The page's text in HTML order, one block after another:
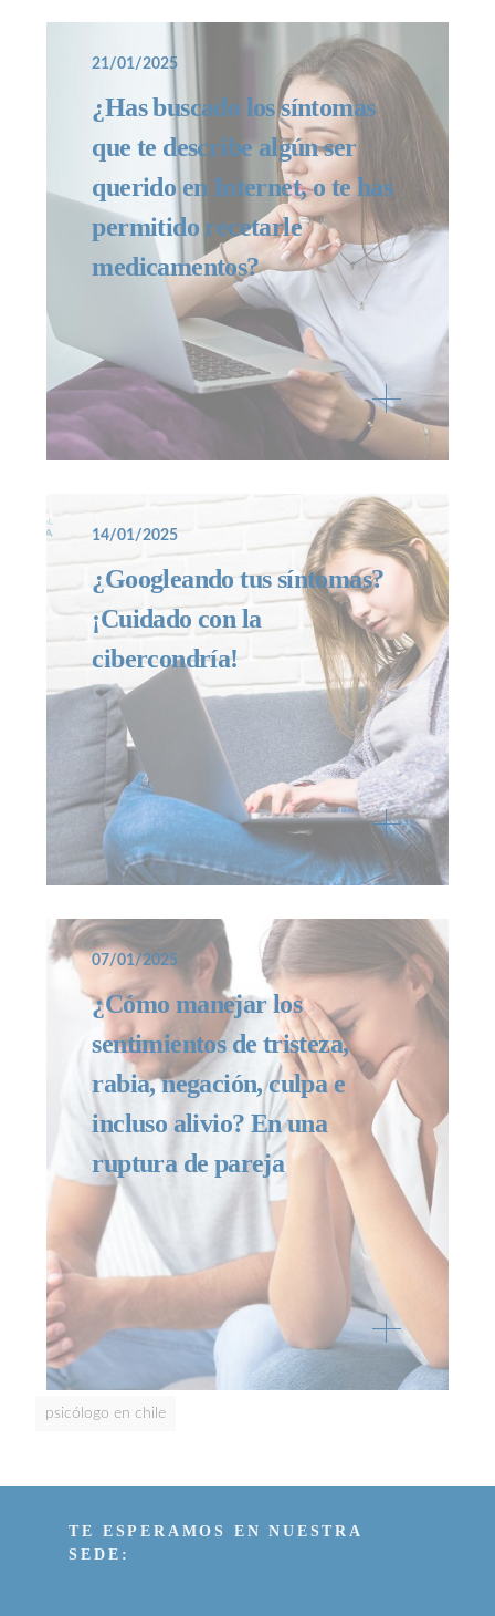
21/01/2025
¿Has buscado los síntomas
que te describe algún ser
querido en Internet, o te has
permitido recetarle
medicamentos?
14/01/2025
¿Googleando tus síntomas?
¡Cuidado con la
cibercondría!
07/01/2025
¿Cómo manejar los
sentimientos de tristeza,
rabia, negación, culpa e
incluso alivio? En una
ruptura de pareja
psicólogo en chile
TE ESPERAMOS EN NUESTRA
SEDE: